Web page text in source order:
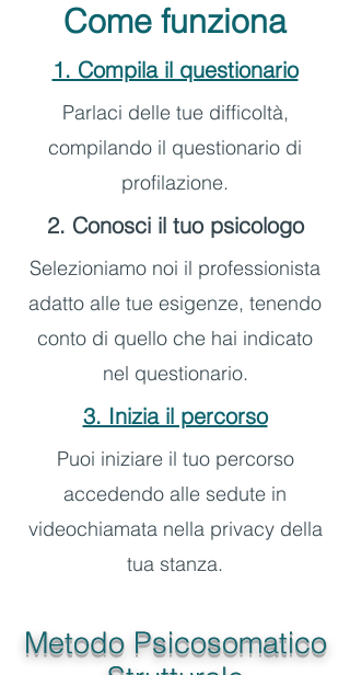
Come funziona
1. Compila il questionario
Parlaci delle tue difficoltà,
compilando il questionario di
profilazione.
2. Conosci il tuo psicologo
Selezioniamo noi il professionista
adatto alle tue esigenze, tenendo
conto di quello che hai indicato
nel questionario.
3. Inizia il percorso
Puoi iniziare il tuo percorso
accedendo alle sedute in
videochiamata nella privacy della
tua stanza.
Metodo Psicosomatico